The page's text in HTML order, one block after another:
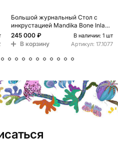
Большой журнальный Стол с
инкрустацией Mandika Bone Inlay
Coffee Table
245 000 ₽ В наличии: 1 шт
В корзину Артикул: 17.1077